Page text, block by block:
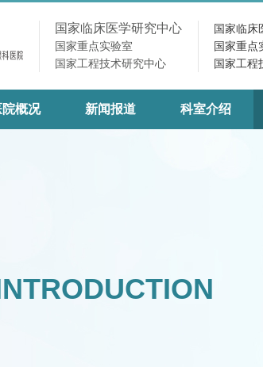
国家临床医学研究中心
国家重点实验室
国家工程技术研究中心
国家临床
国家重点
国家工程
院概况 新闻报道 科室介绍